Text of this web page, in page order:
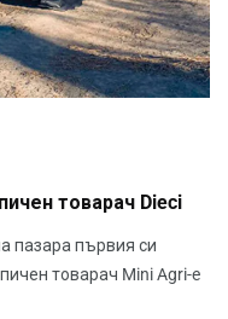
товарач Dieci
пазара първия си
товарач Mini Agri-e